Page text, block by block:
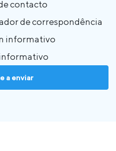
contacto
de correspondência
informativo
a enviar